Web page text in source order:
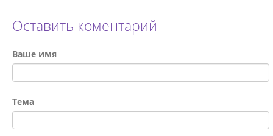
Оставить коментарий
Ваше имя
Тема